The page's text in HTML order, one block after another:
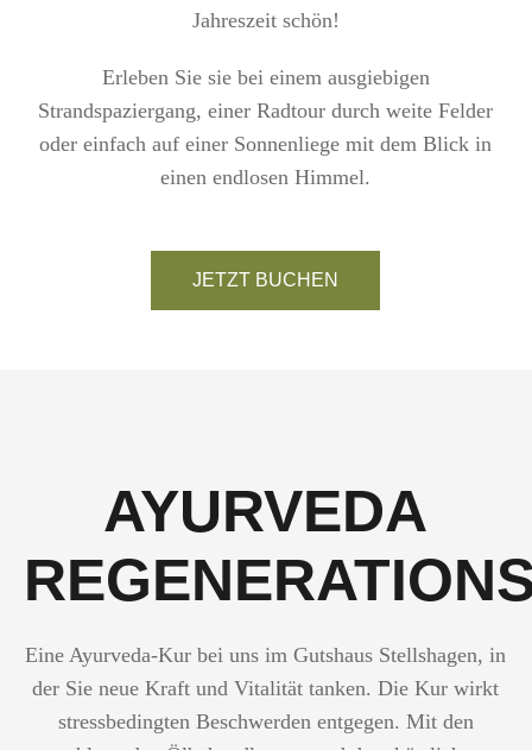
Jahreszeit schön!
Erleben Sie sie bei einem ausgiebigen
Strandspaziergang, einer Radtour durch weite Felder
oder einfach auf einer Sonnenliege mit dem Blick in
einen endlosen Himmel.
JETZT BUCHEN
AYURVEDA
Eine Ayurveda-Kur bei uns im Gutshaus Stellshagen, in
der Sie neue Kraft und Vitalität tanken. Die Kur wirkt
stressbedingten Beschwerden entgegen. Mit den